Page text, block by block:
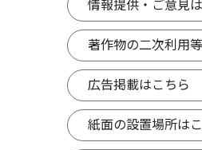
情報提供・ご意見
著作物の二次利用
広告掲載はこちら
紙面の設置場所は